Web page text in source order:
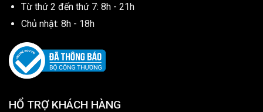
Từ thứ 2 đến thứ 7: 8h - 21h
Chủ nhật: 8h - 18h
HỔ TRỢ KHÁCH HÀNG